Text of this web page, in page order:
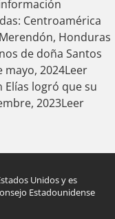
Centroamérica
Honduras
de doña Santos
2024Leer
Elías logró que su
2023Leer
Unidos y es
Estadounidense